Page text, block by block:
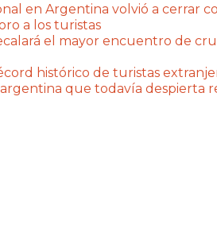
en Argentina volvió a cerrar
a los turistas
el mayor encuentro de
histórico de turistas
que todavía despierta